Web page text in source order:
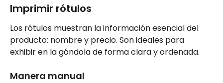
Imprimir rótulos
Los rótulos muestran la información esencial del
producto: nombre y precio. Son ideales para
exhibir en la góndola de forma clara y ordenada.
Manera manual